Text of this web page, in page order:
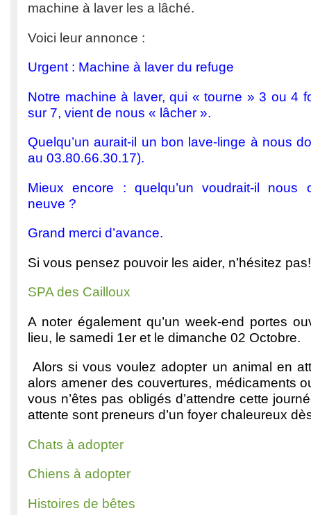
machine à laver les a lâché.
Voici leur annonce :
Urgent : Machine à laver du refuge
Notre machine à laver, qui « tourne » 3 ou 4
sur 7, vient de nous « lâcher ».
Quelqu’un aurait-il un bon lave-linge à nous
au 03.80.66.30.17).
Mieux encore : quelqu’un voudrait-il nous
neuve ?
Grand merci d’avance.
Si vous pensez pouvoir les aider, n’hésitez pas!
SPA des Cailloux
A noter également qu’un week-end portes
lieu, le samedi 1er et le dimanche 02 Octobre.
Alors si vous voulez adopter un animal en
alors amener des couvertures, médicaments
vous n’êtes pas obligés d’attendre cette
attente sont preneurs d’un foyer chaleureux
Chats à adopter
Chiens à adopter
Histoires de bêtes